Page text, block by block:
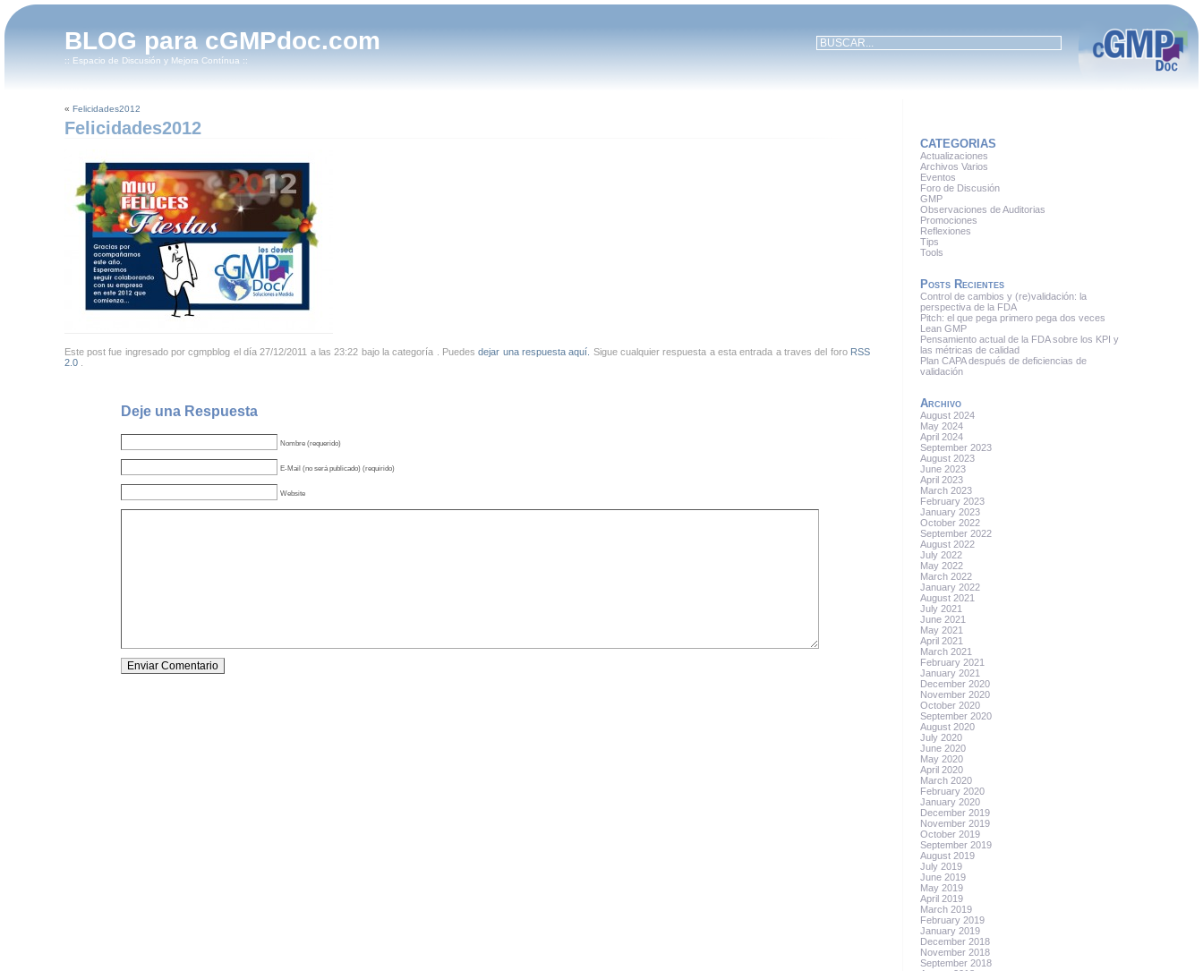
BLOG para cGMPdoc.com
:: Espacio de Discusión y Mejora Contínua ::
« Felicidades2012
Felicidades2012
Este post fue ingresado por cgmpblog el día 27/12/2011 a las 23:22 bajo la categoría . Puedesdejar una respuesta aquí. Sigue cualquier respuesta a esta entrada a traves del foro RSS
2.0.
Deje una Respuesta
Nombre (requerido)
E-Mail (no será publicado) (requirido)
Website
CATEGORIAS
Actualizaciones
Archivos Varios
Eventos
Foro de Discusión
GMP
Observaciones de Auditorias
Promociones
Reflexiones
Tips
Tools
Posts Recientes
Control de cambios y (re)validación: la
perspectiva de la FDA
Pitch: el que pega primero pega dos veces
Lean GMP
Pensamiento actual de la FDA sobre los KPI y
las métricas de calidad
Plan CAPA después de deficiencias de
validación
Archivo
August 2024
May 2024
April 2024
September 2023
August 2023
June 2023
April 2023
March 2023
February 2023
January 2023
October 2022
September 2022
August 2022
July 2022
May 2022
March 2022
January 2022
August 2021
July 2021
June 2021
May 2021
April 2021
March 2021
February 2021
January 2021
December 2020
November 2020
October 2020
September 2020
August 2020
July 2020
June 2020
May 2020
April 2020
March 2020
February 2020
January 2020
December 2019
November 2019
October 2019
September 2019
August 2019
July 2019
June 2019
May 2019
April 2019
March 2019
February 2019
January 2019
December 2018
November 2018
September 2018